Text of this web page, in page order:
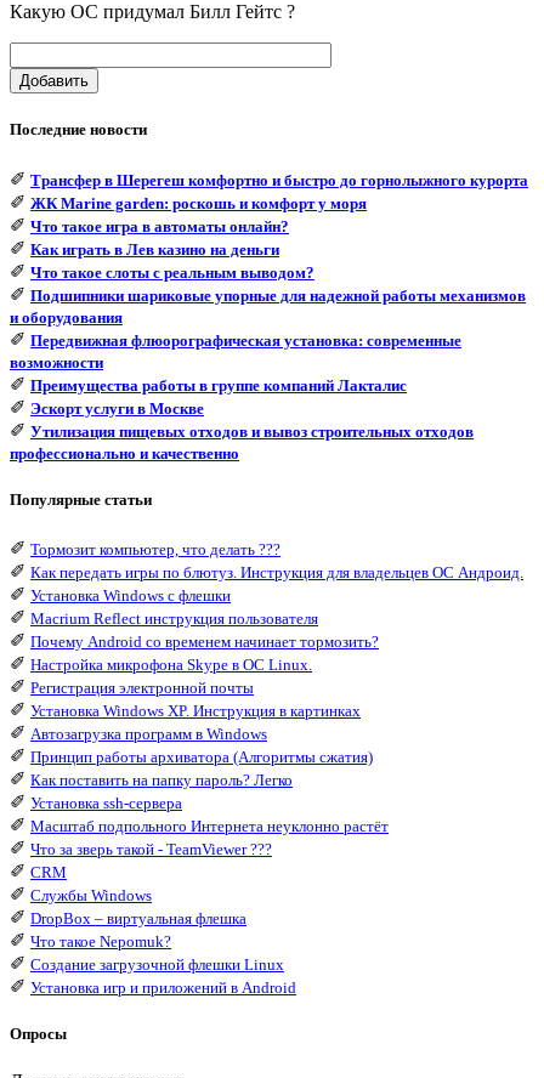
Какую ОС придумал Билл Гейтс ?
Добавить
Последние новости
✐ Трансфер в Шерегеш комфортно и быстро до горнолыжного курорта
✐ ЖК Marine garden: роскошь и комфорт у моря
✐ Что такое игра в автоматы онлайн?
✐ Как играть в Лев казино на деньги
✐ Что такое слоты с реальным выводом?
✐ Подшипники шариковые упорные для надежной работы механизмов
и оборудования
✐ Передвижная флюорографическая установка: современные
возможности
✐ Преимущества работы в группе компаний Лакталис
✐ Эскорт услуги в Москве
✐ Утилизация пищевых отходов и вывоз строительных отходов
профессионально и качественно
Популярные статьи
✐ Тормозит компьютер, что делать ???
✐ Как передать игры по блютуз. Инструкция для владельцев ОС Андроид.
✐ Установка Windows с флешки
✐ Macrium Reflect инструкция пользователя
✐ Почему Android со временем начинает тормозить?
✐ Настройка микрофона Skype в ОС Linux.
✐ Регистрация электронной почты
✐ Установка Windows XP. Инструкция в картинках
✐ Автозагрузка программ в Windows
✐ Принцип работы архиватора (Алгоритмы сжатия)
✐ Как поставить на папку пароль? Легко
✐ Установка ssh-сервера
✐ Масштаб подпольного Интернета неуклонно растёт
✐ Что за зверь такой - TeamViewer ???
✐ CRM
✐ Службы Windows
✐ DropBox – виртуальная флешка
✐ Что такое Nepomuk?
✐ Создание загрузочной флешки Linux
✐ Установка игр и приложений в Android
Опросы